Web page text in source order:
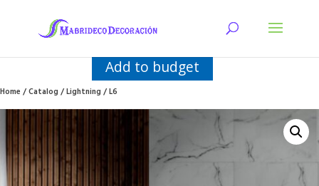
Add to budget
Home/Catalog/Lightning/ L6